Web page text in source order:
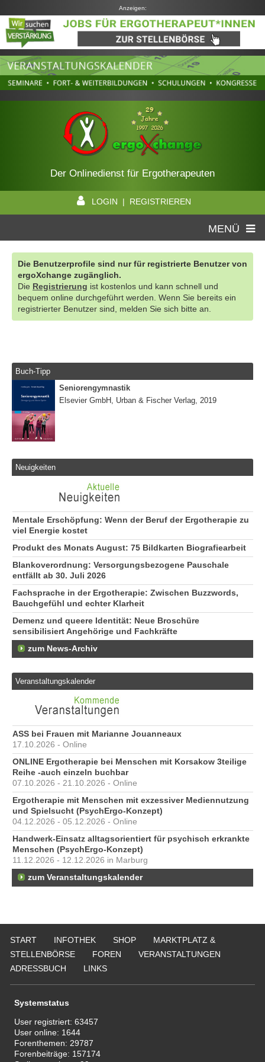
Anzeigen:
Der Onlinedienst für Ergotherapeuten
LOGIN | REGISTRIEREN
MENÜ
Die Benutzerprofile sind nur für registrierte Benutzer von
ergoXchange zugänglich.
Die Registrierung ist kostenlos und kann schnell und
bequem online durchgeführt werden. Wenn Sie bereits ein
registrierter Benutzer sind, melden Sie sich bitte an.
Buch-Tipp
Seniorengymnastik
Elsevier GmbH, Urban & Fischer Verlag, 2019
Neuigkeiten
Mentale Erschöpfung: Wenn der Beruf der Ergotherapie zu
viel Energie kostet
Produkt des Monats August: 75 Bildkarten Biografiearbeit
Blankoverordnung: Versorgungsbezogene Pauschale
entfällt ab 30. Juli 2026
Fachsprache in der Ergotherapie: Zwischen Buzzwords,
Bauchgefühl und echter Klarheit
Demenz und queere Identität: Neue Broschüre
sensibilisiert Angehörige und Fachkräfte
zum News-Archiv
Veranstaltungskalender
ASS bei Frauen mit Marianne Jouanneaux
17.10.2026 - Online
ONLINE Ergotherapie bei Menschen mit Korsakow 3teilige
Reihe -auch einzeln buchbar
07.10.2026 - 21.10.2026 - Online
Ergotherapie mit Menschen mit exzessiver Mediennutzung
und Spielsucht (PsychErgo-Konzept)
04.12.2026 - 05.12.2026 - Online
Handwerk-Einsatz alltagsorientiert für psychisch erkrankte
Menschen (PsychErgo-Konzept)
11.12.2026 - 12.12.2026 in Marburg
zum Veranstaltungskalender
START INFOTHEK SHOP
MARKTPLATZ &
STELLENBÖRSE
FOREN
VERANSTALTUNGEN
ADRESSBUCH
LINKS
Systemstatus
User registriert:63457
User online: 1644
Forenthemen: 29787
Forenbeiträge: 157174